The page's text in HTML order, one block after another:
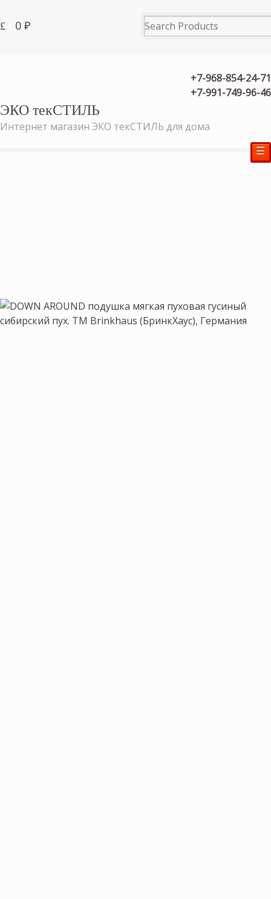
0₽
+7-968-854-24-71
+7-991-749-96-46
ЭКО текСТИЛЬ
Интернет магазин ЭКО текСТИЛЬ для дома
☰